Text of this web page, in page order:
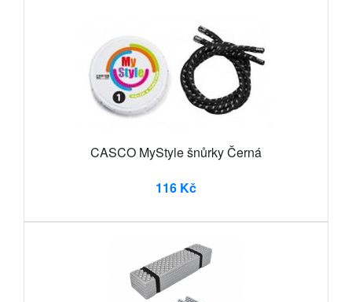
CASCO MyStyle šnůrky Černá
116 Kč